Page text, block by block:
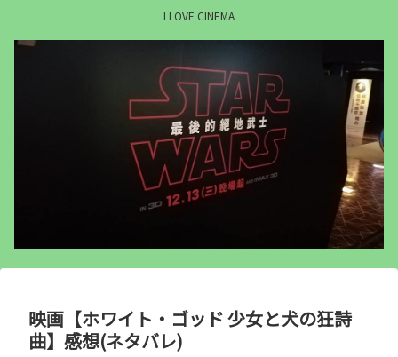
I LOVE CINEMA
映画【ホワイト・ゴッド 少女と犬の狂詩
曲】感想(ネタバレ)